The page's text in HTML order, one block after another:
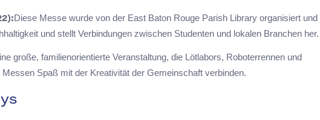
Diese Messe wurde von der East Baton Rouge Parish Library organisiert und
und stellt Verbindungen zwischen Studenten und lokalen Branchen her.
große, familienorientierte Veranstaltung, die Lötlabors, Roboterrennen und
Spaß mit der Kreativität der Gemeinschaft verbinden.